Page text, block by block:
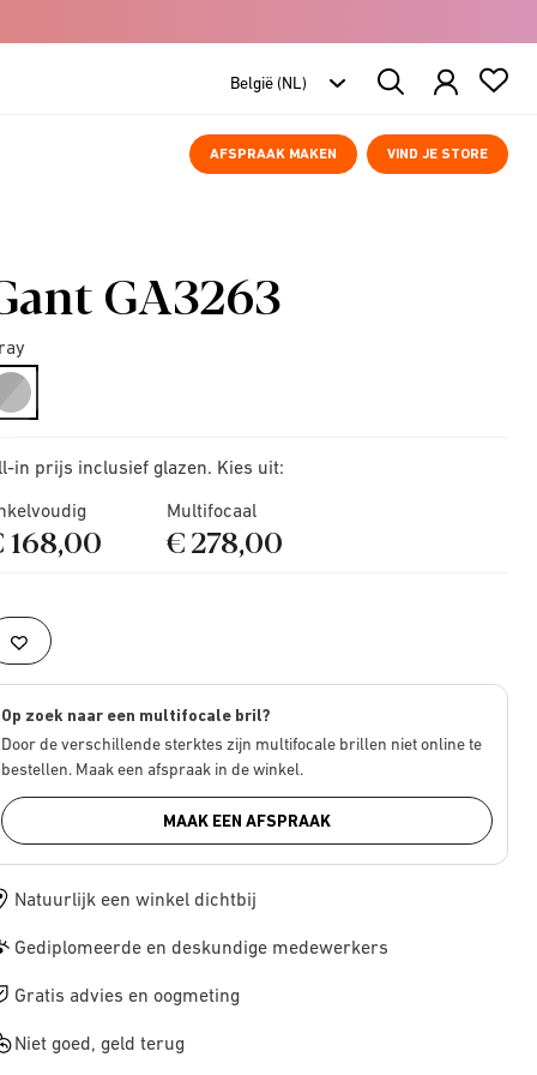
Search
Products
AFSPRAAK MAKEN VIND JE STORE
GA3263
selected
in prijs inclusief glazen. Kies uit:
168,00
Multifocaal
€ 278,00
Op zoek naar een multifocale bril?
Door de verschillende sterktes zijn multifocale brillen niet online te
bestellen. Maak een afspraak in de winkel.
MAAK EEN AFSPRAAK
Natuurlijk een winkel dichtbij
Gediplomeerde en deskundige medewerkers
Gratis advies en oogmeting
Niet goed, geld terug